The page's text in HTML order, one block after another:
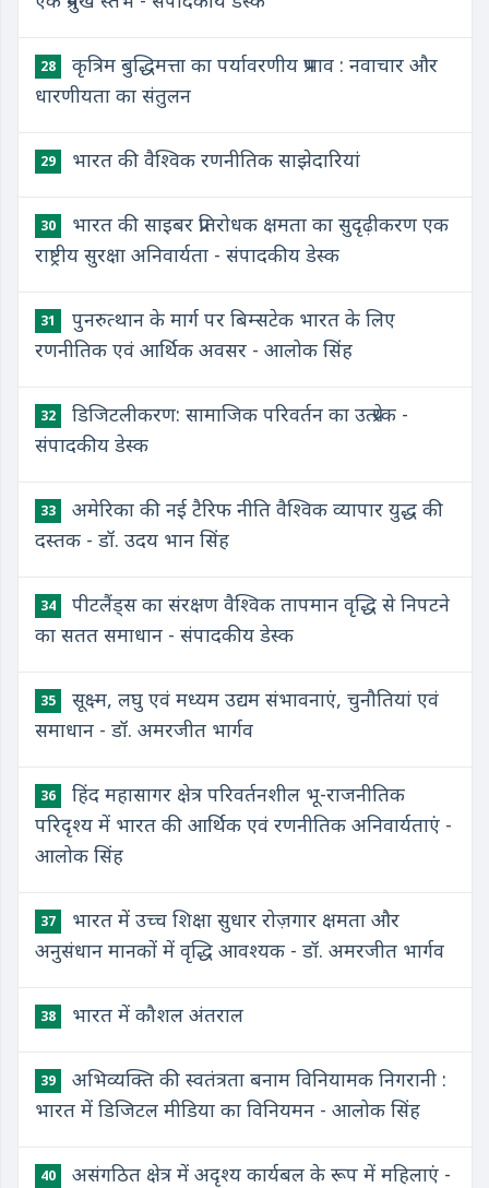
28
कृत्रिम बुद्धिमत्ता का पर्यावरणीय प्रभाव : नवाचार और
धारणीयता का संतुलन
29 भारत की वैश्विक रणनीतिक साझेदारियां
30
भारत की साइबर प्रतिरोधक क्षमता का सुदृढ़ीकरण एक
राष्ट्रीय सुरक्षा अनिवार्यता - संपादकीय डेस्क
31
पुनरुत्थान के मार्ग पर बिम्सटेक भारत के लिए
रणनीतिक एवं आर्थिक अवसर - आलोक सिंह
32
डिजिटलीकरण: सामाजिक परिवर्तन का उत्प्रेरक -
संपादकीय डेस्क
33
अमेरिका की नई टैरिफ नीति वैश्विक व्यापार युद्ध की
दस्तक - डॉ. उदय भान सिंह
34
पीटलैंड्स का संरक्षण वैश्विक तापमान वृद्धि से निपटने
का सतत समाधान - संपादकीय डेस्क
35
सूक्ष्म, लघु एवं मध्यम उद्यम संभावनाएं, चुनौतियां एवं
समाधान - डॉ. अमरजीत भार्गव
36
हिंद महासागर क्षेत्र परिवर्तनशील भू-राजनीतिक
परिदृश्य में भारत की आर्थिक एवं रणनीतिक अनिवार्यताएं -
आलोक सिंह
37
भारत में उच्च शिक्षा सुधार रोज़गार क्षमता और
अनुसंधान मानकों में वृद्धि आवश्यक - डॉ. अमरजीत भार्गव
38 भारत में कौशल अंतराल
39
अभिव्यक्ति की स्वतंत्रता बनाम विनियामक निगरानी :
भारत में डिजिटल मीडिया का विनियमन - आलोक सिंह
40
असंगठित क्षेत्र में अदृश्य कार्यबल के रूप में महिलाएं -